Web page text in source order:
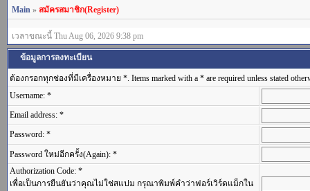
Main » สมัครสมาชิก(Register)
เวลาขณะนี้ Thu Aug 06, 2026 9:38 pm
ข้อมูลการลงทะเบียน
ต้องกรอกทุกช่องที่มีเครื่องหมาย *. Items marked with a * are required unless stated
Username: *
Email address: *
Password: *
Password ใหม่อีกครั้ง(Again): *
Authorization Code: *
เพื่อเป็นการยืนยันว่าคุณไม่ใช่สแปม กรุณาพิมพ์คำว่าฟอร์เวิร์ดแม็กใน